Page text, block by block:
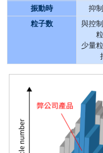
振動時 抑
粒子数
與控
少量